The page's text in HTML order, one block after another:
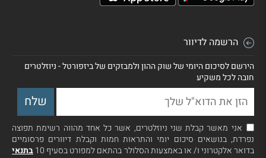
הרשמה לדיוור
הירשם לסיכום היומי של שוק ההון ולמבזקים של ביזפורטל - ניוזלטרים
חובה לכל משקיע
אני מאשר קבלת שני ניוזלטרים, אשר כל אחד מהווה רשימת תפוצה
נפרדת, בנושאים סיכום יומי והתראות חמות וקבלת דיוורים פרסומיים
בדואר אלקטרוני ו/ או באמצעות הסלולר בהתאם למפורט בסעיף 10
בתנאי